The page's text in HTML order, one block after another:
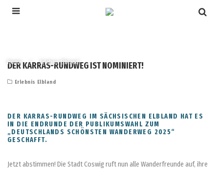
Home Erlebnis Elbland
DER KARRAS-RUNDWEG IST NOMINIERT!
Erlebnis Elbland
DER KARRAS-RUNDWEG IM SÄCHSISCHEN ELBLAND HAT ES
IN DIE ENDRUNDE DER PUBLIKUMSWAHL ZUM
„DEUTSCHLANDS SCHÖNSTEN WANDERWEG 2025“
GESCHAFFT.
Jetzt abstimmen! Die Stadt Coswig ruft nun alle Wanderfreunde auf, ihre